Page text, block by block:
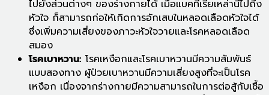
ไปยังส่วนต่างๆ ของร่างกายได้ เมื่อแบคทีเรียเหล่านี้ไปถึง
หัวใจ ก็สามารถก่อให้เกิดการอักเสบในหลอดเลือดหัวใจได้
ซึ่งเพิ่มความเสี่ยงของภาวะหัวใจวายและโรคหลอดเลือด
สมอง
โรคเบาหวาน: โรคเหงือกและโรคเบาหวานมีความสัมพันธ์
แบบสองทาง ผู้ป่วยเบาหวานมีความเสี่ยงสูงที่จะเป็นโรค
เหงือก เนื่องจากร่างกายมีความสามารถในการต่อสู้กับเชื้อ